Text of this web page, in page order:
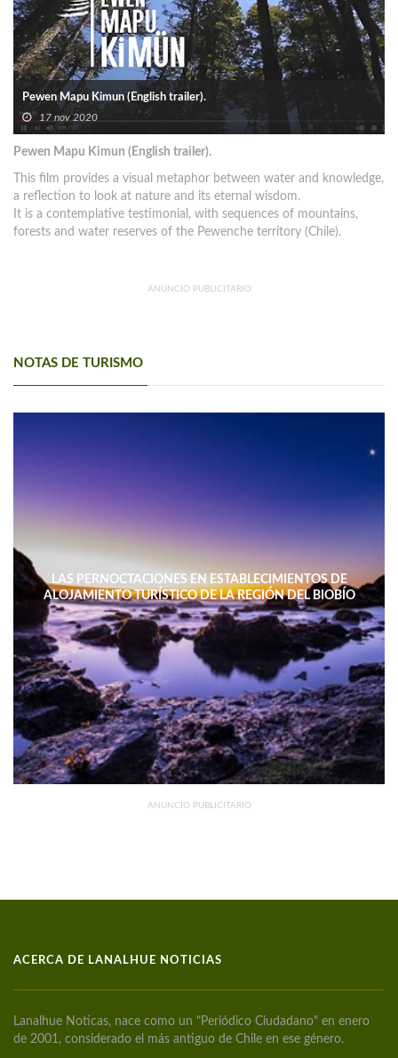
Pewen Mapu Kimun (English trailer).
17 nov 2020
Pewen Mapu Kimun (English trailer).
This film provides a visual metaphor between water and knowledge,
a reflection to look at nature and its eternal wisdom.
It is a contemplative testimonial, with sequences of mountains,
forests and water reserves of the Pewenche territory (Chile).
ANUNCIO PUBLICITARIO
NOTAS DE TURISMO
LAS PERNOCTACIONES EN ESTABLECIMIENTOS DE
ALOJAMIENTO TURÍSTICO DE LA REGIÓN DEL BIOBÍO
DISMINUYERON 15,4% INTERANUAL
ANUNCIO PUBLICITARIO
ACERCA DE LANALHUE NOTICIAS
Lanalhue Noticas, nace como un "Periódico Ciudadano" en enero
de 2001, considerado el más antiguo de Chile en ese género.